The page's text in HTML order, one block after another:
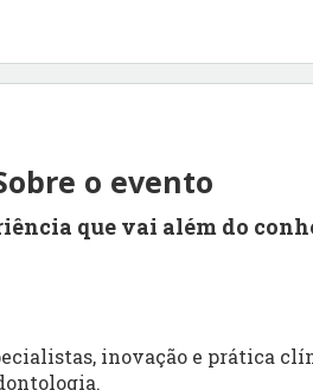
o evento
que vai além do
inovação e prática